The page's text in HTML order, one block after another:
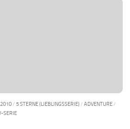
2010 / 5 STERNE (LIEBLINGSSERIE) / ADVENTURE /
SERIE